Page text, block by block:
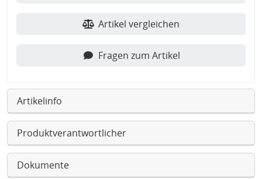
Artikel vergleichen
Fragen zum Artikel
Artikelinfo
Produktverantwortlicher
Dokumente